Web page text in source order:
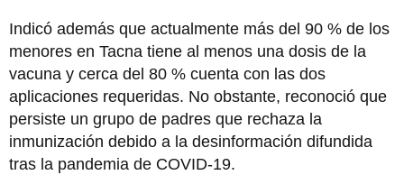
Indicó además que actualmente más del 90 % de los
menores en Tacna tiene al menos una dosis de la
vacuna y cerca del 80 % cuenta con las dos
aplicaciones requeridas. No obstante, reconoció que
persiste un grupo de padres que rechaza la
inmunización debido a la desinformación difundida
tras la pandemia de COVID-19.